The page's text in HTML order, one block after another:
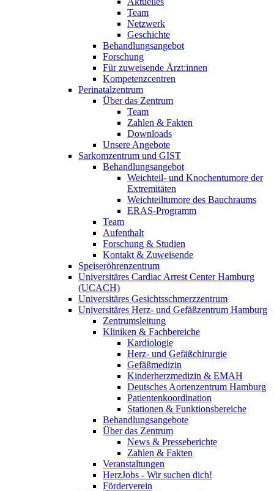
Team
Netzwerk
Geschichte
Behandlungsangebot
Forschung
Für zuweisende Ärzt:innen
Kompetenzcentren
Perinatalzentrum
Über das Zentrum
Team
Zahlen & Fakten
Downloads
Unsere Angebote
Sarkomzentrum und GIST
Behandlungsangebot
Weichteil- und Knochentumore der
Extremitäten
Weichteiltumore des Bauchraums
ERAS-Programm
Team
Aufenthalt
Forschung & Studien
Kontakt & Zuweisende
Speiseröhrenzentrum
Universitäres Cardiac Arrest Center Hamburg
(UCACH)
Universitäres Gesichtsschmerzzentrum
Universitäres Herz- und Gefäßzentrum Hamburg
Zentrumsleitung
Kliniken & Fachbereiche
Kardiologie
Herz- und Gefäßchirurgie
Gefäßmedizin
Kinderherzmedizin & EMAH
Deutsches Aortenzentrum Hamburg
Patientenkoordination
Stationen & Funktionsbereiche
Behandlungsangebote
Über das Zentrum
News & Presseberichte
Zahlen & Fakten
Veranstaltungen
HerzJobs - Wir suchen dich!
Förderverein